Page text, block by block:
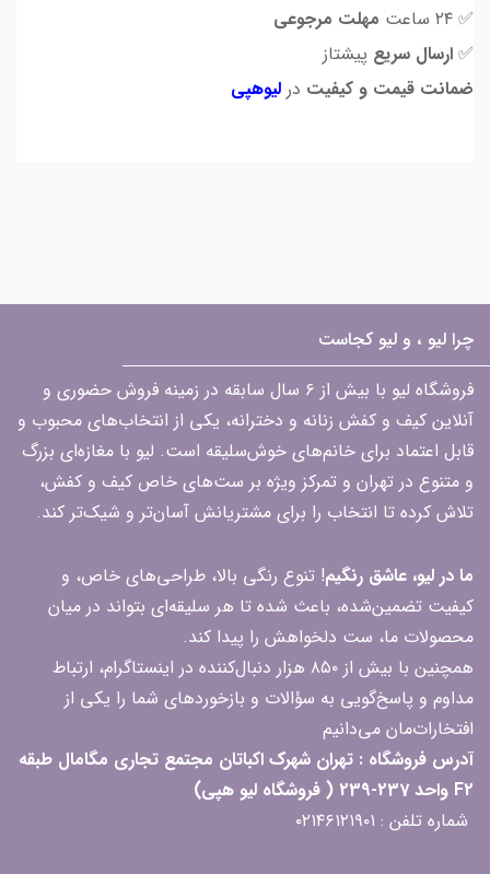
✅ ۲۴ ساعت
مهلت مرجوعی
✅ ارسال سریع پیشتاز
ضمانت قیمت و کیفیت در لیوهپی
چرا لیو ، و لیو کجاست
فروشگاه لیو با بیش از ۶ سال سابقه در زمینه فروش حضوری و
آنلاین کیف و کفش زنانه و دخترانه، یکی از انتخاب‌های محبوب و
قابل اعتماد برای خانم‌های خوش‌سلیقه است. لیو با مغازه‌ای بزرگ
و متنوع در تهران و تمرکز ویژه بر ست‌های خاص کیف و کفش،
تلاش کرده تا انتخاب را برای مشتریانش آسان‌تر و شیک‌تر کند.
ما در لیو، عاشق رنگیم! تنوع رنگی بالا، طراحی‌های خاص، و
کیفیت تضمین‌شده، باعث شده تا هر سلیقه‌ای بتواند در میان
محصولات ما، ست دلخواهش را پیدا کند.
همچنین با بیش از ۸۵۰ هزار دنبال‌کننده در اینستاگرام، ارتباط
مداوم و پاسخ‌گویی به سؤالات و بازخوردهای شما را یکی از
افتخارات‌مان می‌دانیم
آدرس فروشگاه : تهران شهرک اکباتان مجتمع تجاری مگامال طبقه
F2 واحد 237-239 ( فروشگاه لیو هپی)
شماره تلفن : ۰۲۱۴۶۱۲۱۹۰۱